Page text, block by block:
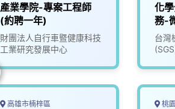
產業學院-專案工程師
(約聘一年)
財團法人自行車暨健康科技
工業研究發展中心
高雄市楠梓區
化
務-
台灣
桃